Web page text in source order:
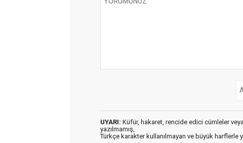
UYARI: Küfür, hakaret, rencide edici cümleler
yazılmamış,
Türkçe karakter kullanılmayan ve büyük harflerle